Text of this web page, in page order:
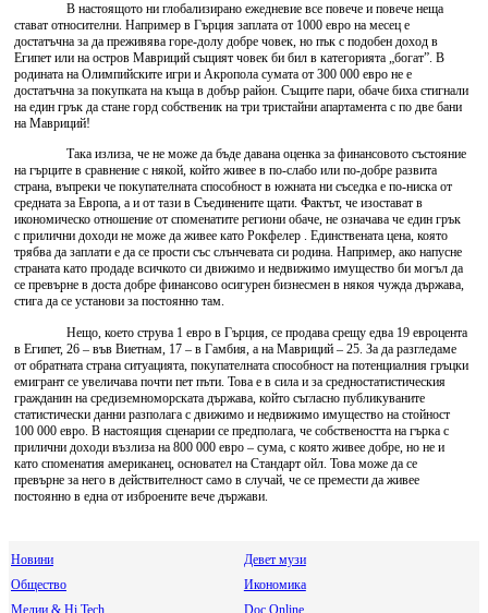
В настоящото ни глобализирано ежедневие все повече и повече неща
стават относителни. Например в Гърция заплата от 1000 евро на месец е
достатъчна за да преживява горе-долу добре човек, но пък с подобен доход в
Египет или на остров Мавриций същият човек би бил в категорията „богат”. В
родината на Олимпийските игри и Акропола сумата от 300 000 евро не е
достатъчна за покупката на къща в добър район. Същите пари, обаче биха стигнали
на един грък да стане горд собственик на три тристайни апартамента с по две бани
на Мавриций!
Така излиза, че не може да бъде давана оценка за финансовото състояние
на гърците в сравнение с някой, който живее в по-слабо или по-добре развита
страна, въпреки че покупателната способност в южната ни съседка е по-ниска от
средната за Европа, а и от тази в Съединените щати. Фактът, че изостават в
икономическо отношение от споменатите региони обаче, не означава че един грък
с прилични доходи не може да живее като Рокфелер . Единствената цена, която
трябва да заплати е да се прости със слънчевата си родина. Например, ако напусне
страната като продаде всичкото си движимо и недвижимо имущество би могъл да
се превърне в доста добре финансово осигурен бизнесмен в някоя чужда държава,
стига да се установи за постоянно там.
Нещо, което струва 1 евро в Гърция, се продава срещу едва 19 евроцента
в Египет, 26 – във Виетнам, 17 – в Гамбия, а на Мавриций – 25. За да разгледаме
от обратната страна ситуацията, покупателната способност на потенциалния гръцки
емигрант се увеличава почти пет пъти. Това е в сила и за средностатистическия
гражданин на средиземноморската държава, който съгласно публикуваните
статистически данни разполага с движимо и недвижимо имущество на стойност
100 000 евро. В настоящия сценарии се предполага, че собствеността на гърка с
прилични доходи възлиза на 800 000 евро – сума, с която живее добре, но не и
като споменатия американец, основател на Стандарт ойл. Това може да се
превърне за него в действителност само в случай, че се премести да живее
постоянно в една от изброените вече държави.
Новини
Девет музи
Общество
Икономика
Медии & Hi Tech
Doc Online